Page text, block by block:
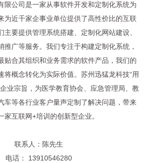
限公司是一家从事软件开发和定制化系统为
为近千家企事业单位提供了高性价比的互联
主要提供管理系统搭建、定制化网站建设、
推广等服务。我们专注于构建定制化系统，
贴合其组织和业务需求的软件产品，我们的
将概念转化为实际价值。苏州迅猛龙科技“用
业宗旨，为医学教育协会、应急管理局、教
车等各行业客户量声定制了解决问题，带来
家互联网+培训的创新型企业。
联系人：陈先生
电话： 13910546280